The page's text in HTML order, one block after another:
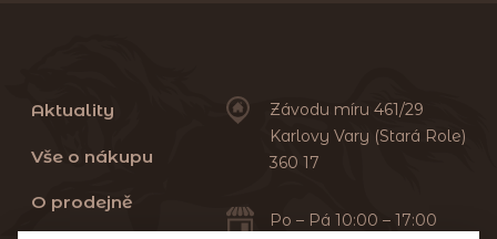
Aktuality
Vše o nákupu
O prodejně
Závodu míru 461/29
Karlovy Vary (Stará Role)
360 17
Po – Pá 10:00 – 17:00